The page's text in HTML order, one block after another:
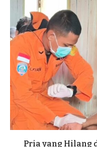
Pria yang Hilang